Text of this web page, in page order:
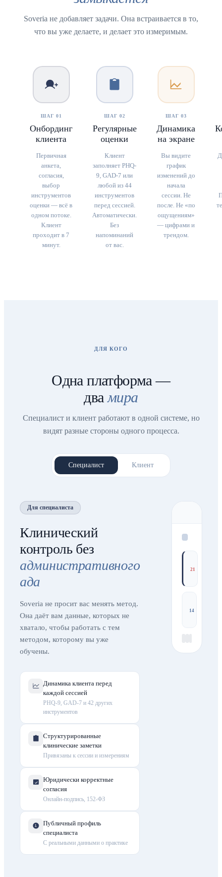
Soveria не добавляет задачи. Она встраивается в то,
что вы уже делаете, и делает это измеримым.
ШАГ 01
Онбординг
клиента
Первичная
анкета,
согласия,
выбор
инструментов
оценки — всё в
одном потоке.
Клиент
проходит в 7
минут.
ШАГ 02
Регулярные
оценки
Клиент
заполняет PHQ-
9, GAD-7 или
любой из 44
инструментов
перед сессией.
Автоматически.
Без
напоминаний
от вас.
ШАГ 03
Динамика
на экране
Вы видите
график
изменений до
начала
сессии. Не
после. Не «по
ощущениям»
— цифрами и
трендом.
ДЛЯ КОГО
Одна платформа —
два мира
Специалист и клиент работают в одной системе, но
видят разные стороны одного процесса.
Специалист Клиент
Для специалиста
Клинический
контроль без
административного
ада
Soveria не просит вас менять метод.
Она даёт вам данные, которых не
хватало, чтобы работать с тем
методом, которому вы уже
обучены.
Динамика клиента перед
каждой сессией
PHQ-9, GAD-7 и 42 других
инструментов
Структурированные
клинические заметки
Привязаны к сессии и измерениям
Юридически корректные
согласия
Онлайн-подпись, 152-ФЗ
Публичный профиль
специалиста
С реальными данными о практике
21
14